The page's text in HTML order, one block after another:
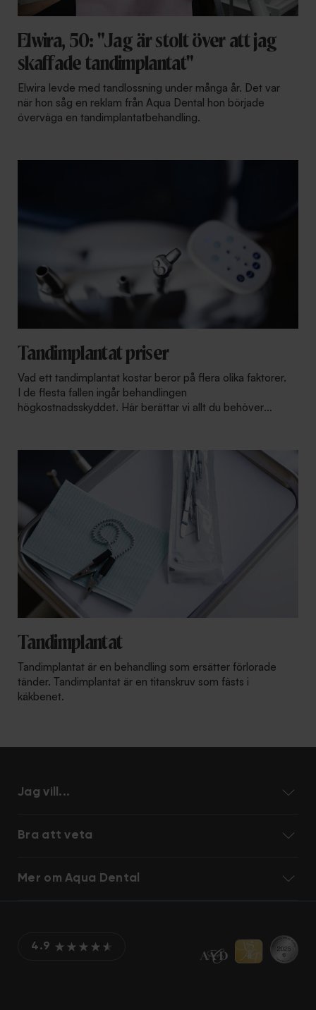
Elwira, 50: "Jag är stolt över att jag
skaffade tandimplantat"
Elwira levde med tandlossning under många år. Det var
när hon såg en reklam från Aqua Dental hon började
överväga en tandimplantatbehandling.
Tandimplantat priser
Vad ett tandimplantat kostar beror på flera olika faktorer.
I de flesta fallen ingår behandlingen
högkostnadsskyddet. Här berättar vi allt du behöver
Tandimplantat
Tandimplantat är en behandling som ersätter förlorade
tänder. Tandimplantat är en titanskruv som fästs i
käkbenet.
Jag vill...
Bra att veta
Mer om Aqua Dental
4.9